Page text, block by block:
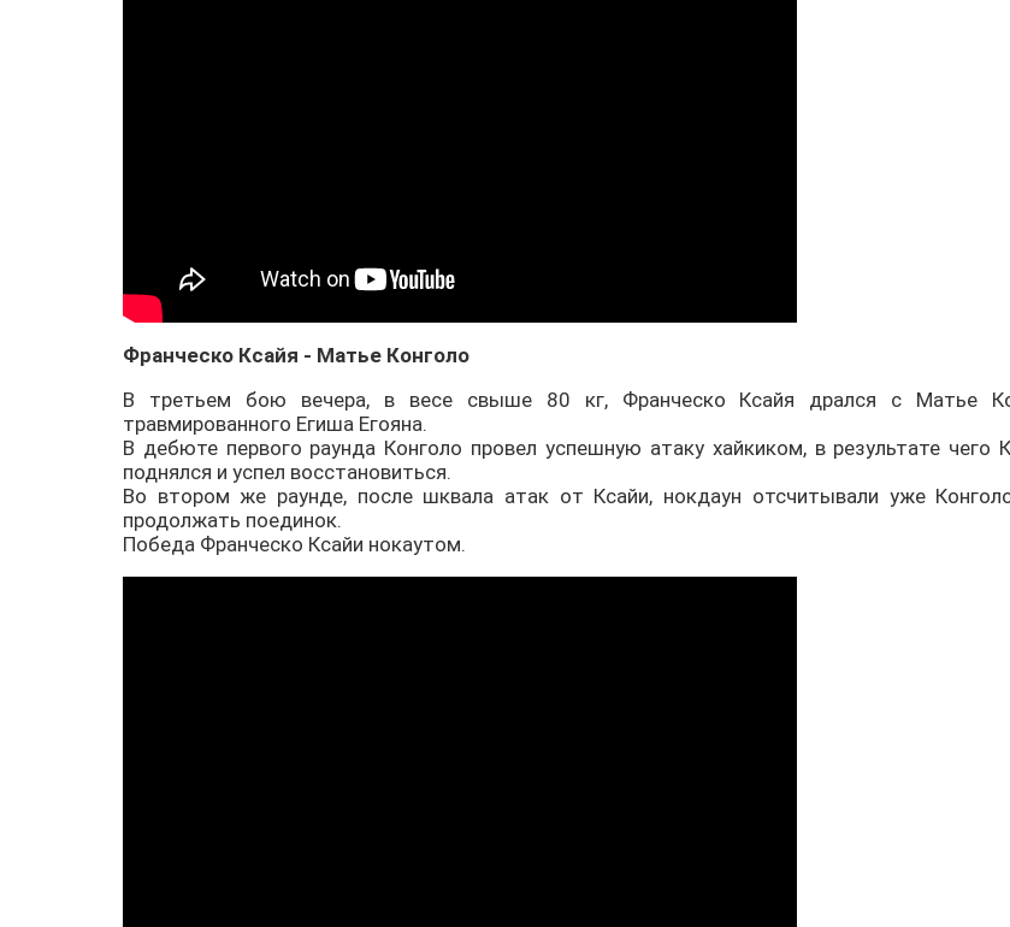
Франческо Ксайя - Матье Конголо
В третьем бою вечера, в весе свыше 80 кг, Франческо Ксайя дрался с Матье
травмированного Егиша Егояна.
В дебюте первого раунда Конголо провел успешную атаку хайкиком, в результате чего
поднялся и успел восстановиться.
Во втором же раунде, после шквала атак от Ксайи, нокдаун отсчитывали уже
продолжать поединок.
Победа Франческо Ксайи нокаутом.